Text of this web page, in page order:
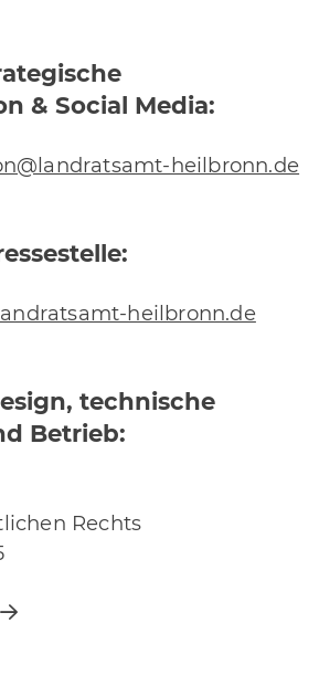
& Social Media:
heilbronn.de
heilbronn.de
technische
Betrieb:
Rechts